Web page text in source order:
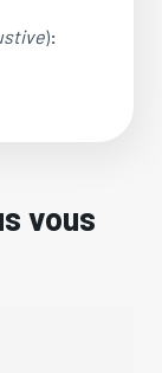
):
vous